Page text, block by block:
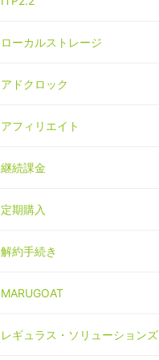
ローカルストレージ
アドクロック
アフィリエイト
継続課金
定期購入
解約手続き
MARUGOAT
レギュラス・ソリューションズ